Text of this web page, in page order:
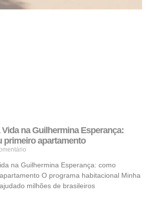
na Guilhermina Esperança:
primeiro apartamento
na Guilhermina Esperança: como
O programa habitacional Minha
milhões de brasileiros